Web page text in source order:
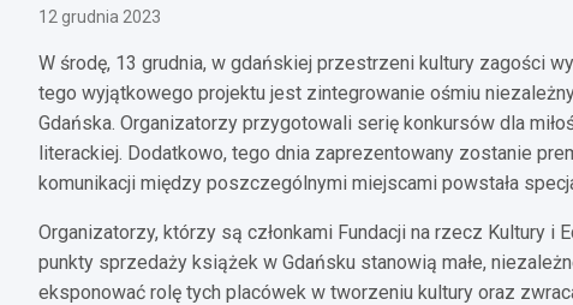
12 grudnia 2023
W środę, 13 grudnia, w gdańskiej przestrzeni kultury zagości
tego wyjątkowego projektu jest zintegrowanie ośmiu
Gdańska. Organizatorzy przygotowali serię konkursów dla
literackiej. Dodatkowo, tego dnia zaprezentowany zostanie
komunikacji między poszczególnymi miejscami powstała
Organizatorzy, którzy są członkami Fundacji na rzecz Kultury i
punkty sprzedaży książek w Gdańsku stanowią małe,
eksponować rolę tych placówek w tworzeniu kultury oraz